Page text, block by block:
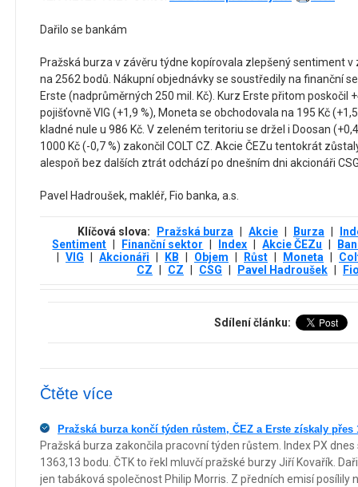
Dařilo se bankám
Pražská burza v závěru týdne kopírovala zlepšený sentiment v
na 2562 bodů. Nákupní objednávky se soustředily na finanční
Erste (nadprůměrných 250 mil. Kč). Kurz Erste přitom poskočil
pojišťovně VIG (+1,9 %), Moneta se obchodovala na 195 Kč
kladné nule u 986 Kč. V zeleném teritoriu se držel i Doosan
1000 Kč (-0,7 %) zakončil COLT CZ. Akcie ČEZu tentokrát
alespoň bez dalších ztrát odchází po dnešním dni akcionáři
Pavel Hadroušek, makléř, Fio banka, a.s.
Klíčová slova: Pražská burza Akcie Burza
Sentiment
Finanční sektor Index Akcie ČEZu
VIG Akcionáři KB Objem Růst Moneta
CZ
CZ CSG Pavel Hadroušek
Sdílení článku:
Čtěte více
Pražská burza končí týden růstem, ČEZ a Erste získaly přes
Pražská burza zakončila pracovní týden růstem. Index PX
1363,13 bodu. ČTK to řekl mluvčí pražské burzy Jiří Kovařík.
jen tabáková společnost Philip Morris. Z předních emisí posílily